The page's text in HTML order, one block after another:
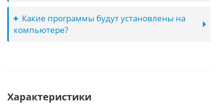
Какие программы будут установлены на
компьютере?
Характеристики